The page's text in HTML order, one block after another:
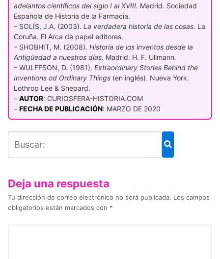
adelantos científicos del siglo I al XVIII. Madrid. Sociedad
Española de Historia de la Farmacia.
– SOLÍS, J.A. (2003). La verdadera historia de las cosas. La
Coruña. El Arca de papel editores.
– SHOBHIT, M. (2008). Historia de los inventos desde la
Antigüedad a nuestros días. Madrid. H. F. Ullmann.
– WULFFSON, D. (1981). Extraordinary Stories Behind the
Inventions od Ordinary Things (en inglés). Nueva York.
Lothrop Lee & Shepard.
– AUTOR: CURIOSFERA-HISTORIA.COM
– FECHA DE PUBLICACIÓN: MARZO DE 2020
Deja una respuesta
Tu dirección de correo electrónico no será publicada. Los campos
obligatorios están marcados con *